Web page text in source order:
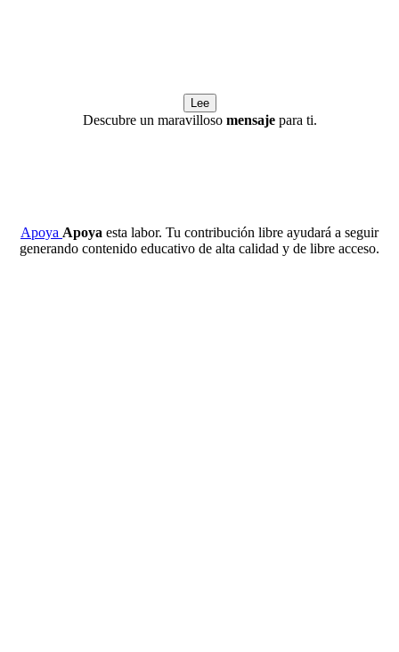
Lee
Descubre un maravilloso mensajepara ti.
Apoya Apoya esta labor. Tu contribución libre ayudará a seguir
generando contenido educativo de alta calidad y de libre acceso.